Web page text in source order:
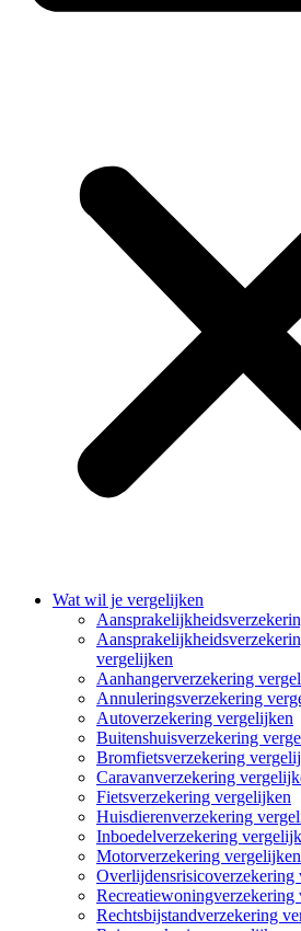
Wat wil je vergelijken
vergelijken
Aanhangerverzekering
Annuleringsverzekering
Autoverzekering vergelijken
Buitenshuisverzekering
Bromfietsverzekering
Caravanverzekering
Fietsverzekering vergelijken
Huisdierenverzekering
Inboedelverzekering
Motorverzekering vergelijken
Overlijdensrisicoverzekering
Recreatiewoningverzekering
Rechtsbijstandverzekering